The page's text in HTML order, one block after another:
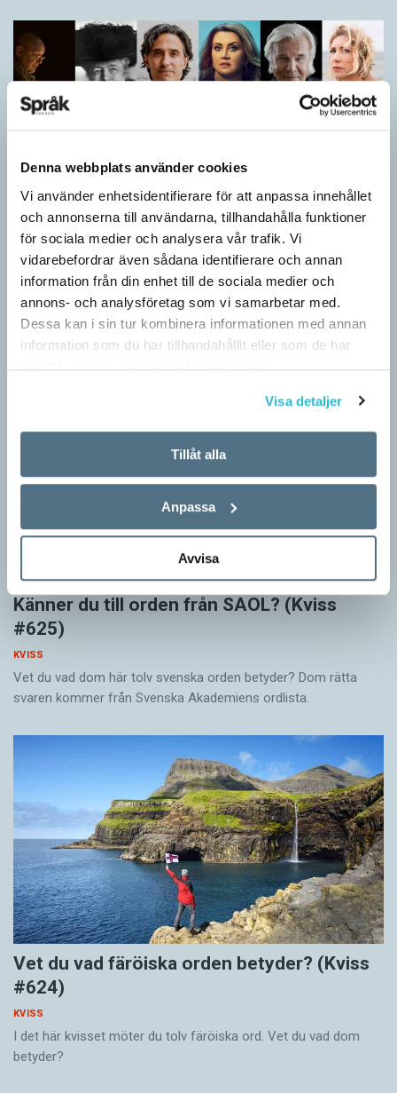
Denna webbplats använder cookies
Vi använder enhetsidentifierare för att anpassa innehållet
och annonserna till användarna, tillhandahålla funktioner
för sociala medier och analysera vår trafik. Vi
vidarebefordrar även sådana identifierare och annan
information från din enhet till de sociala medier och
annons- och analysföretag som vi samarbetar med.
Dessa kan i sin tur kombinera informationen med annan
information som du har tillhandahållit eller som de har
samlat in när du har använt deras tjänster.
Visa detaljer
Tillåt alla
Anpassa
Avvisa
Vilket språk är detta? (Kviss #626)
KVISS
I det här kvisset möter du texter om berömda svenska
författare på tolv olika språk hämtade från Wikipedia. Men vilka
är språken?
Känner du till orden från SAOL? (Kviss
#625)
KVISS
Vet du vad dom här tolv svenska orden betyder? Dom rätta
svaren kommer från Svenska Akademiens ordlista.
Vet du vad färöiska orden betyder? (Kviss
#624)
KVISS
I det här kvisset möter du tolv färöiska ord. Vet du vad dom
betyder?